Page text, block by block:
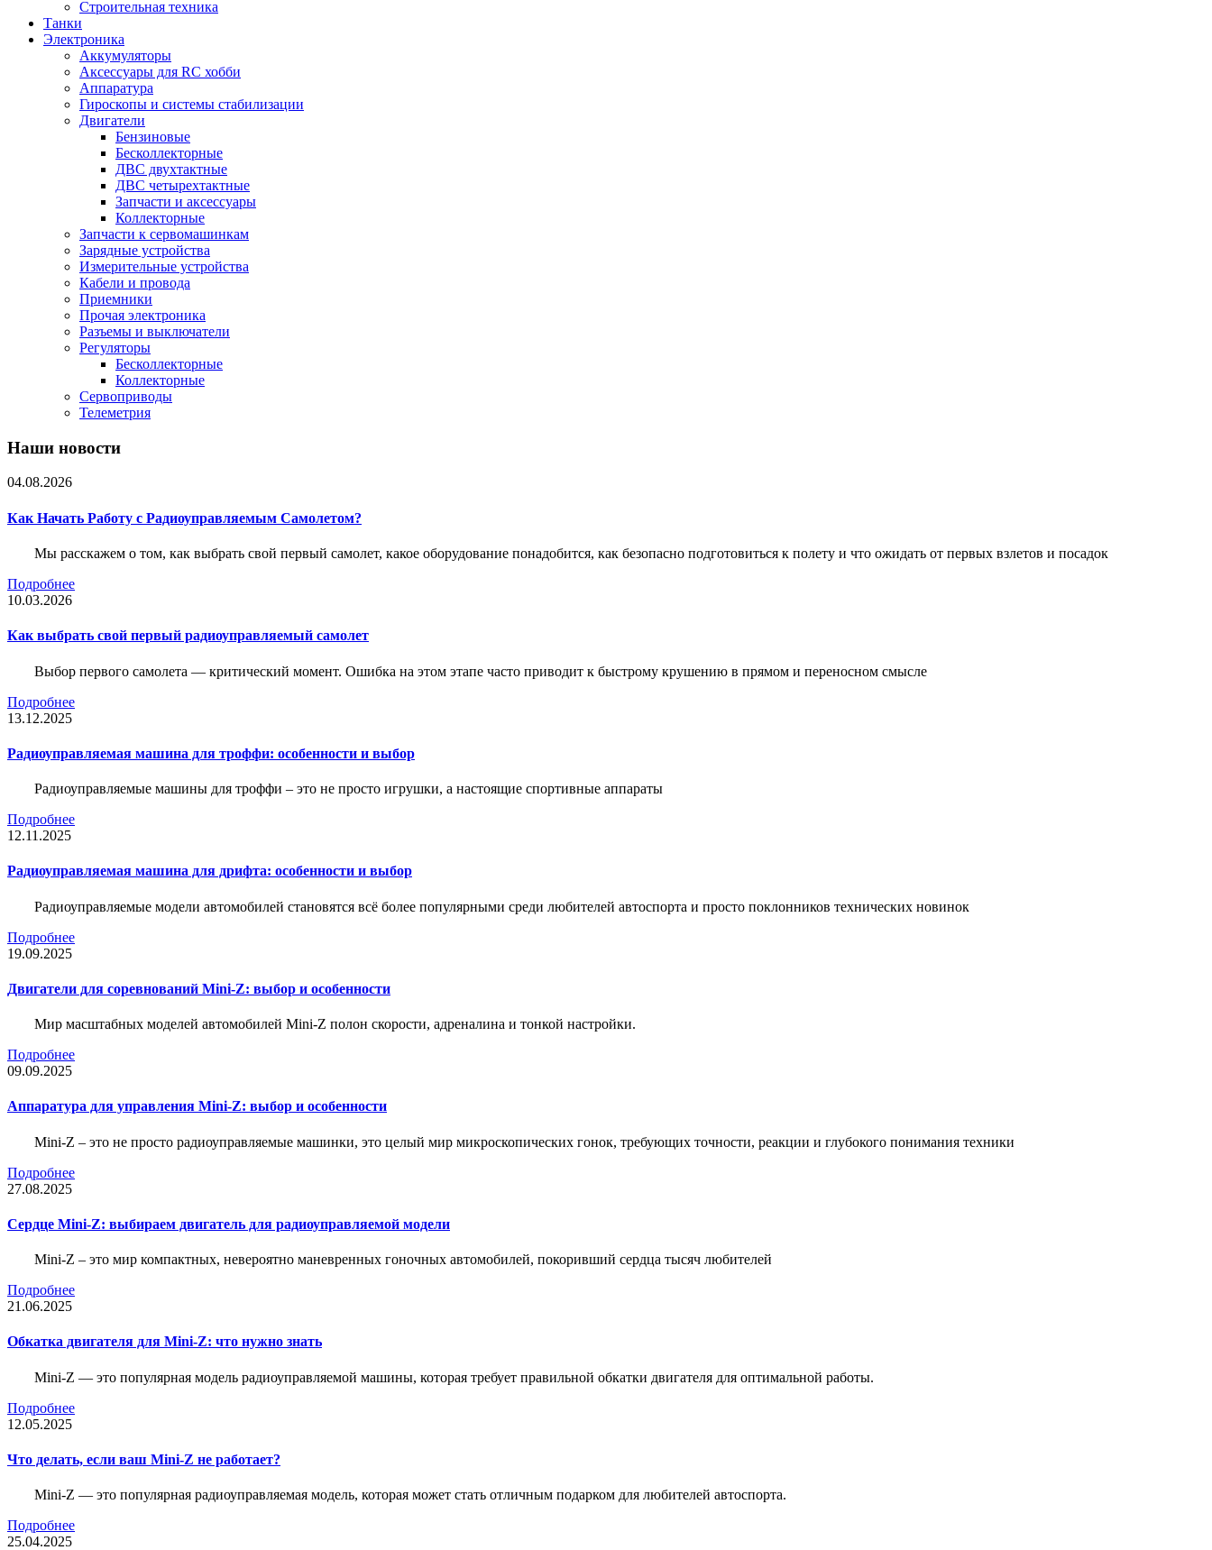
Строительная техника
Танки
Электроника
Аккумуляторы
Аксессуары для RC хобби
Аппаратура
Гироскопы и системы стабилизации
Двигатели
Бензиновые
Бесколлекторные
ДВС двухтактные
ДВС четырехтактные
Запчасти и аксессуары
Коллекторные
Запчасти к сервомашинкам
Зарядные устройства
Измерительные устройства
Кабели и провода
Приемники
Прочая электроника
Разъемы и выключатели
Регуляторы
Бесколлекторные
Коллекторные
Сервоприводы
Телеметрия
Наши новости
04.08.2026
Как Начать Работу с Радиоуправляемым Самолетом?
Мы расскажем о том, как выбрать свой первый самолет, какое оборудование понадобится, как безопасно подготовиться к полету и что ожидать от первых взлетов и посадок
Подробнее
10.03.2026
Как выбрать свой первый радиоуправляемый самолет
Выбор первого самолета — критический момент. Ошибка на этом этапе часто приводит к быстрому крушению в прямом и переносном смысле
Подробнее
13.12.2025
Радиоуправляемая машина для троффи: особенности и выбор
Радиоуправляемые машины для троффи – это не просто игрушки, а настоящие спортивные аппараты
Подробнее
12.11.2025
Радиоуправляемая машина для дрифта: особенности и выбор
Радиоуправляемые модели автомобилей становятся всё более популярными среди любителей автоспорта и просто поклонников технических новинок
Подробнее
19.09.2025
Двигатели для соревнований Mini-Z: выбор и особенности
Мир масштабных моделей автомобилей Mini-Z полон скорости, адреналина и тонкой настройки.
Подробнее
09.09.2025
Аппаратура для управления Mini-Z: выбор и особенности
Mini-Z – это не просто радиоуправляемые машинки, это целый мир микроскопических гонок, требующих точности, реакции и глубокого понимания техники
Подробнее
27.08.2025
Сердце Mini-Z: выбираем двигатель для радиоуправляемой модели
Mini-Z – это мир компактных, невероятно маневренных гоночных автомобилей, покоривший сердца тысяч любителей
Подробнее
21.06.2025
Обкатка двигателя для Mini-Z: что нужно знать
Mini-Z — это популярная модель радиоуправляемой машины, которая требует правильной обкатки двигателя для оптимальной работы.
Подробнее
12.05.2025
Что делать, если ваш Mini-Z не работает?
Mini-Z — это популярная радиоуправляемая модель, которая может стать отличным подарком для любителей автоспорта.
Подробнее
25.04.2025